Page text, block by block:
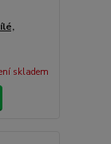
skladem